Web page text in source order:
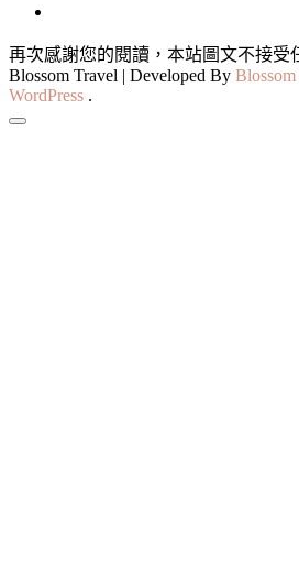
再次感謝您的閱讀，本站圖文不接受
Blossom Travel | Developed By Blossom
WordPress .